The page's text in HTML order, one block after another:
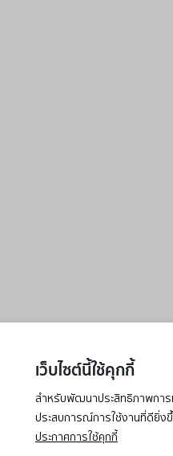
เว็บไซต์นี้ใช้คุกกี้
สำหรับพัฒนาประสิทธิภาพการ
ประสบการณ์การใช้งานที่ดียิ่ง
ประกาศการใช้คุกกี้
has occurred while